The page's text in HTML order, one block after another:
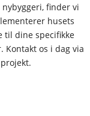
finder vi
husets
til dine specifikke
Kontakt os i dag via